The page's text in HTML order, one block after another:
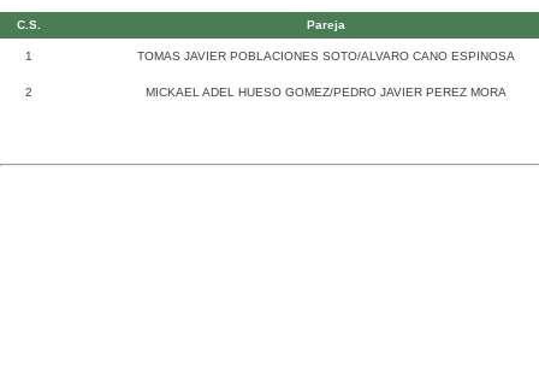
C.S. Pareja
1 TOMAS JAVIER POBLACIONES SOTO/ALVARO CANO ESPINOSA
2 MICKAEL ADEL HUESO GOMEZ/PEDRO JAVIER PEREZ MORA